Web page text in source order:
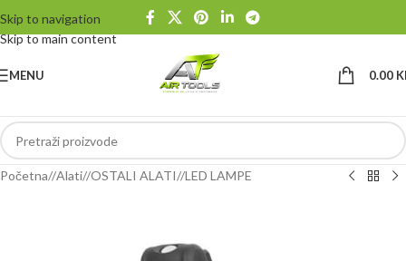
Skip to navigation
Skip to main content
MENU 0.00
Početna/ Alati/ OSTALI ALATI/ LED LAMPE